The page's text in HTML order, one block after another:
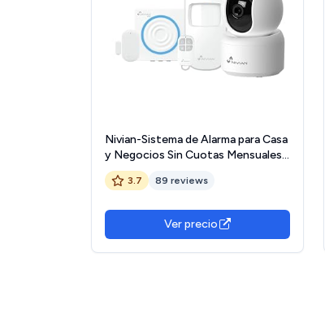
Nivian-Sistema de Alarma para Casa
y Negocios Sin Cuotas Mensuales |
Kit de Alarma WiFi con Control
Remoto a través de App Tuya |
Cables
3.7 89 reviews
Ver precio